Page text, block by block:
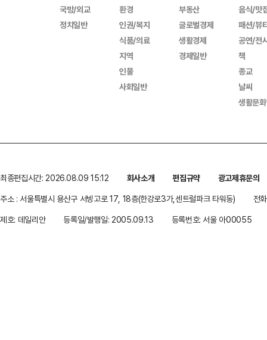
국방/외교
정치일반
환경
인권/복지
식품/의료
지역
인물
사회일반
부동산
글로벌경제
생활경제
경제일반
음식/맛
패션/뷰
공연/전
책
종교
날씨
생활문
최종편집시간: 2026.08.09 15:12 회사소개 편집규약
광고제휴문의
주소 : 서울특별시 용산구 서빙고로 17, 18층(한강로3가,센트럴파크 타워동)
전
제호: 데일리안
등록일/발행일: 2005.09.13 등록번호: 서울 아00055